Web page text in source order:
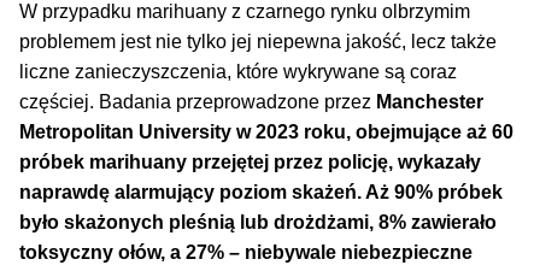
Inne Akcesoria
Informacje
Rozwiń
menu
Blog
Rozwiń
menu
GRATIS
W przypadku marihuany z czarnego rynku olbrzymim
problemem jest nie tylko jej niepewna jakość, lecz także
liczne zanieczyszczenia, które wykrywane są coraz
częściej. Badania przeprowadzone przez Manchester
Metropolitan University w 2023 roku, obejmujące aż 60
próbek marihuany przejętej przez policję, wykazały
naprawdę alarmujący poziom skażeń. Aż 90% próbek
było skażonych pleśnią lub drożdżami, 8% zawierało
toksyczny ołów, a 27% – niebywale niebezpieczne